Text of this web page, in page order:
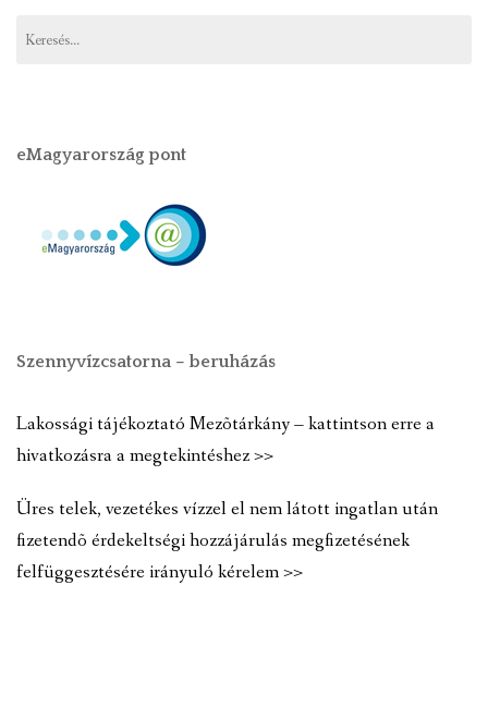
eMagyarország pont
Szennyvízcsatorna – beruházás
Lakossági tájékoztató Mezõtárkány – kattintson erre a
hivatkozásra a megtekintéshez >>
Üres telek, vezetékes vízzel el nem látott ingatlan után
fizetendõ érdekeltségi hozzájárulás megfizetésének
felfüggesztésére irányuló kérelem >>